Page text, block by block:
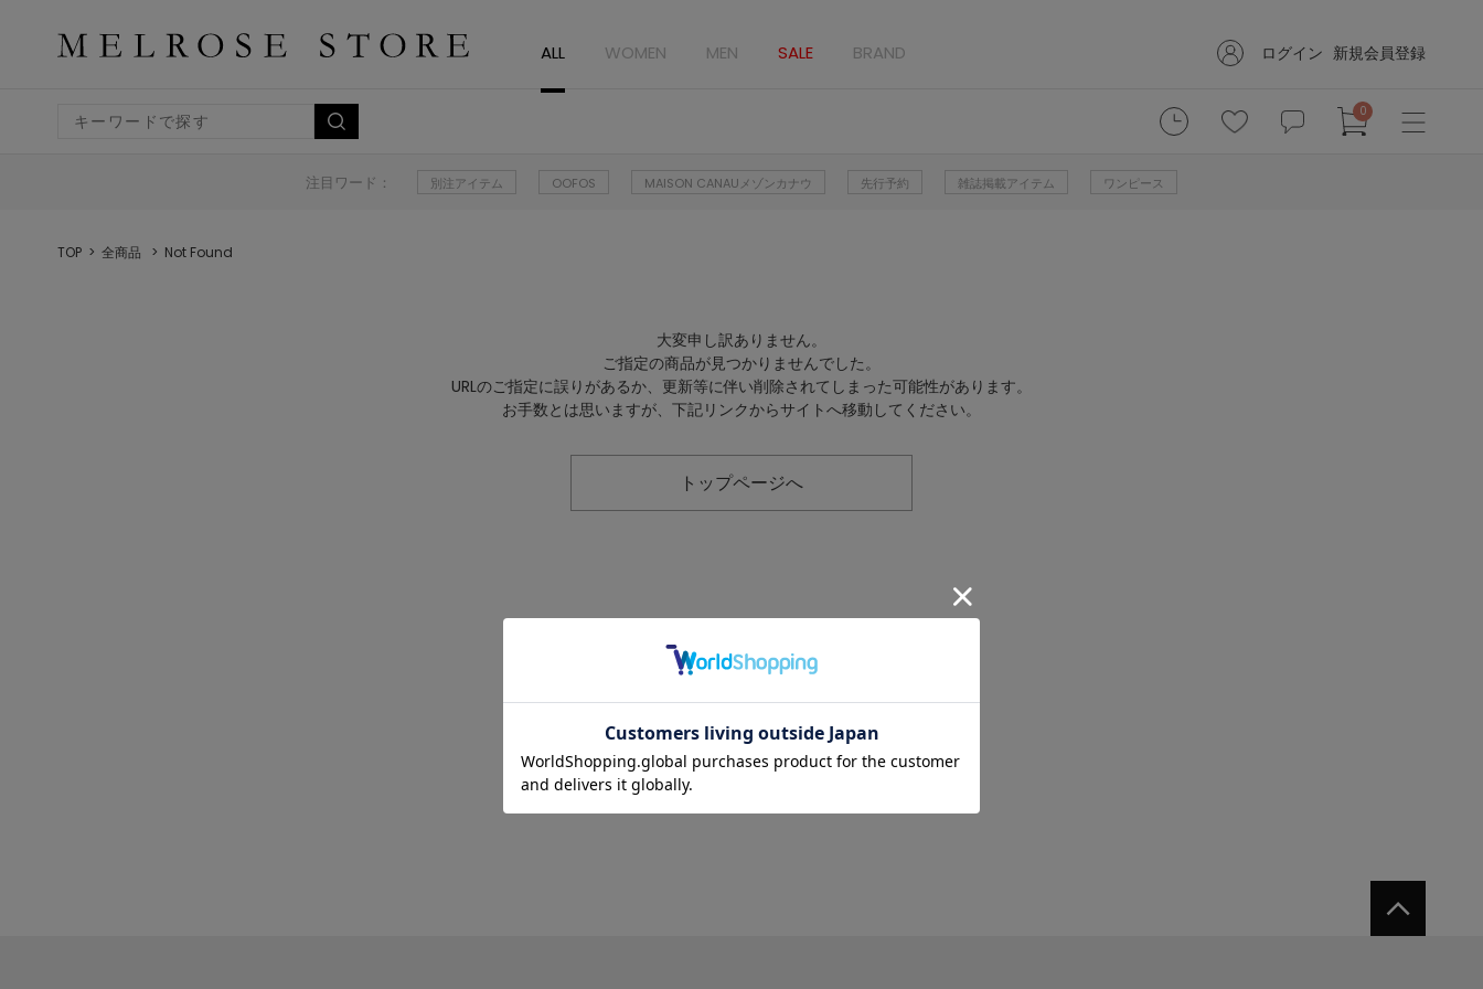
ALL WOMEN MEN SALE BRAND ログイン 新規会員登録
0
注目ワード： 別注アイテム OOFOS MAISON CANAUメゾンカナウ 先行予約 雑誌掲載アイテム ワンピース
TOP 全商品 Not Found
大変申し訳ありません。
ご指定の商品が見つかりませんでした。
URLのご指定に誤りがあるか、更新等に伴い削除されてしまった可能性があります。
お手数とは思いますが、下記リンクからサイトへ移動してください。
トップページへ